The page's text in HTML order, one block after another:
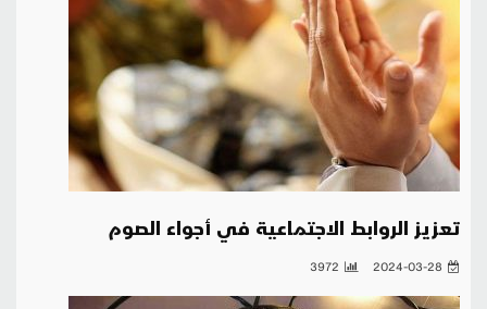
تعزيز الروابط الاجتماعية في أجواء الصوم
2024-03-28
3972